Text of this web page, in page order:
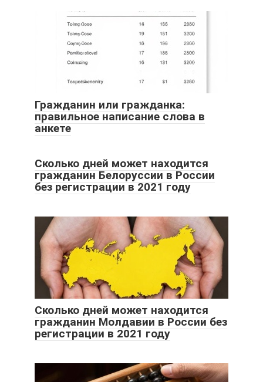
Гражданин или гражданка:
правильное написание слова в
анкете
Сколько дней может находится
гражданин Белоруссии в России
без регистрации в 2021 году
Сколько дней может находится
гражданин Молдавии в России без
регистрации в 2021 году